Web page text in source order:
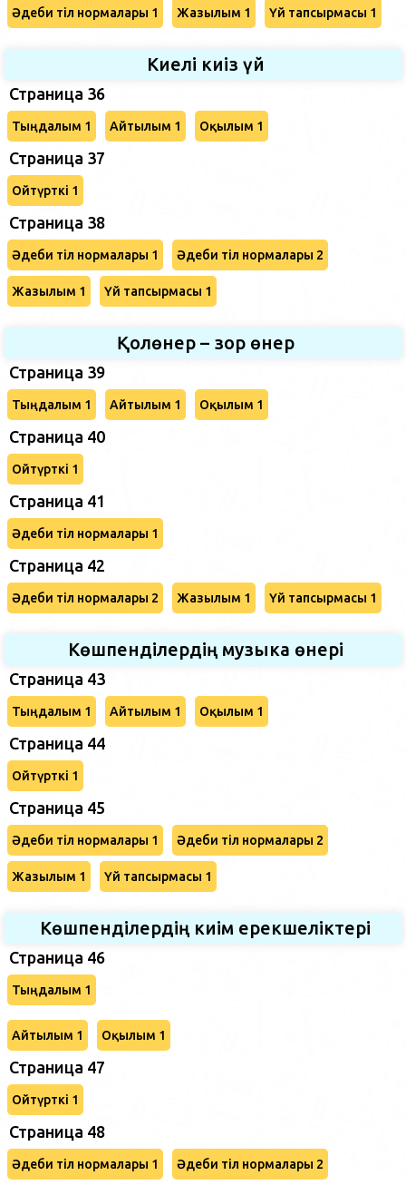
Әдеби тіл нормалары 1 Жазылым 1 Үй тапсырмасы 1
Киелі киіз үй
Страница 36
Тыңдалым 1 Айтылым 1 Оқылым 1
Страница 37
Ойтүрткі 1
Страница 38
Әдеби тіл нормалары 1 Әдеби тіл нормалары 2
Жазылым 1 Үй тапсырмасы 1
Қолөнер – зор өнер
Страница 39
Тыңдалым 1 Айтылым 1 Оқылым 1
Страница 40
Ойтүрткі 1
Страница 41
Әдеби тіл нормалары 1
Страница 42
Әдеби тіл нормалары 2 Жазылым 1 Үй тапсырмасы 1
Көшпенділердің музыка өнері
Страница 43
Тыңдалым 1 Айтылым 1 Оқылым 1
Страница 44
Ойтүрткі 1
Страница 45
Әдеби тіл нормалары 1 Әдеби тіл нормалары 2
Жазылым 1 Үй тапсырмасы 1
Көшпенділердің киім ерекшеліктері
Страница 46
Тыңдалым 1
Айтылым 1 Оқылым 1
Страница 47
Ойтүрткі 1
Страница 48
Әдеби тіл нормалары 1 Әдеби тіл нормалары 2